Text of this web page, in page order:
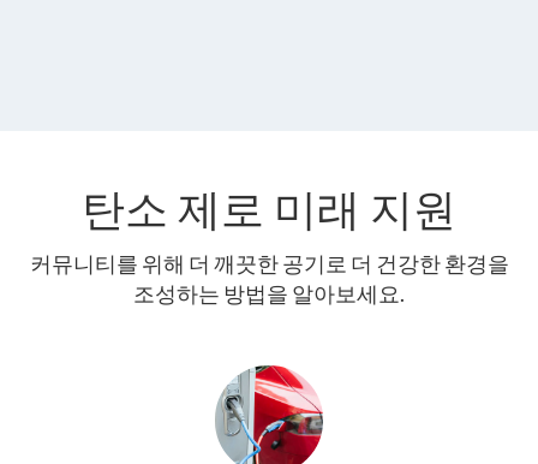
탄소 제로 미래 지원
커뮤니티를 위해 더 깨끗한 공기로 더 건강한 환경을
조성하는 방법을 알아보세요.